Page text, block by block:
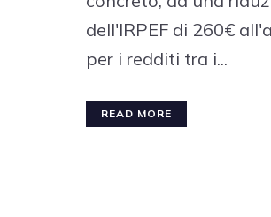
dell'IRPEF di 260€
per i redditi tra i...
READ MORE